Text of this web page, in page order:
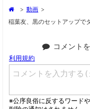
> 動画 >
稲葉友、黒のセットアップ
コメント